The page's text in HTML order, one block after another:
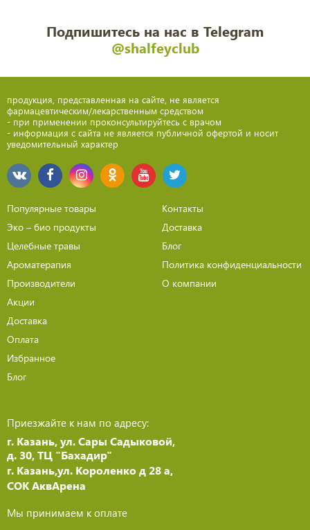
Подпишитесь на нас в Telegram
@shalfeyclub
продукция, представленная на сайте, не является
фармацевтическим/лекарственным средством
- при применении проконсультируйтесь с врачом
- информация с сайта не является публичной офертой и носит
уведомительный характер
Популярные товары
Эко – био продукты
Целебные травы
Ароматерапия
Производители
Акции
Доставка
Оплата
Избранное
Блог
Контакты
Доставка
Блог
Политика конфиденциальности
О компании
Приезжайте к нам по адресу:
г. Казань, ул. Сары Садыковой,
д. 30, ТЦ "Бахадир"
г. Казань,ул. Короленко д 28 а,
СОК АквАрена
Мы принимаем к оплате